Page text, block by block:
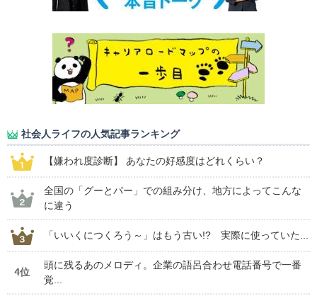
社会人ライフの人気記事ランキング
【嫌われ度診断】 あなたの好感度はどれくらい？
全国の「グーとパー」での組み分け、地方によってこんな
に違う
「いいくにつくろう～」はもう古い!? 実際に使っていた...
4位
頭に残るあのメロディ。企業の語呂合わせ電話番号で一番
覚...